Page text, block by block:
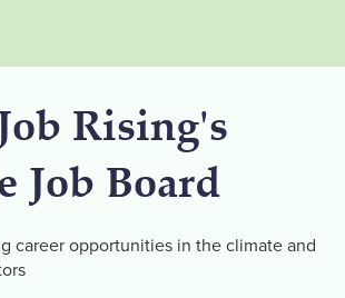
Rising's
Job Board
career opportunities in the climate and